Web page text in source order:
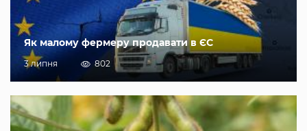
Як малому фермеру продавати в ЄС
3 липня 802